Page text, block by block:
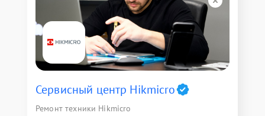
Сервисный центр Hikmicro
Ремонт техники Hikmicro